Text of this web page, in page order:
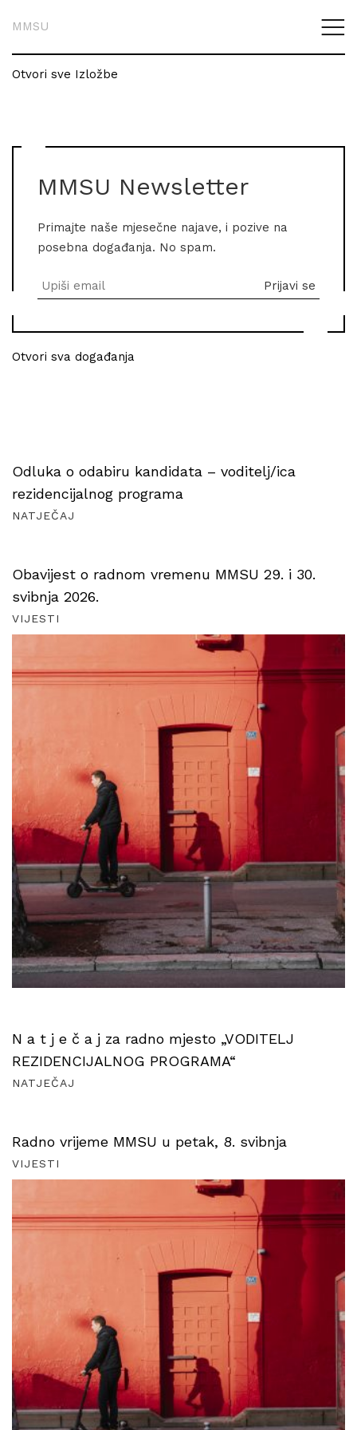
MMSU
Otvori sve Izložbe
MMSU Newsletter
Primajte naše mjesečne najave, i pozive na
posebna događanja. No spam.
Otvori sva događanja
Odluka o odabiru kandidata – voditelj/ica
rezidencijalnog programa
NATJEČAJ
Obavijest o radnom vremenu MMSU 29. i 30.
svibnja 2026.
VIJESTI
N a t j e č a j za radno mjesto „VODITELJ
REZIDENCIJALNOG PROGRAMA“
NATJEČAJ
Radno vrijeme MMSU u petak, 8. svibnja
VIJESTI